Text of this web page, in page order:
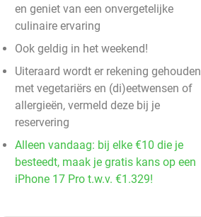
en geniet van een onvergetelijke
culinaire ervaring
Ook geldig in het weekend!
Uiteraard wordt er rekening gehouden
met vegetariërs en (di)eetwensen of
allergieën, vermeld deze bij je
reservering
Alleen vandaag: bij elke €10 die je
besteedt, maak je gratis kans op een
iPhone 17 Pro t.w.v. €1.329!